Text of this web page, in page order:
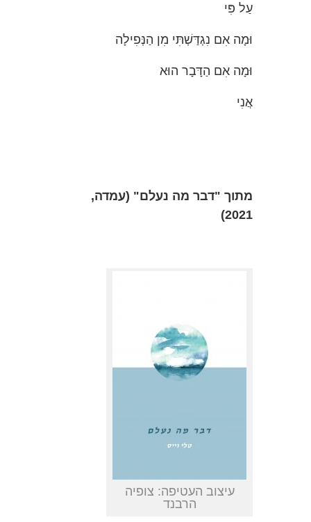
עַל פִּי
וּמָה אִם נִגְדַּשְׁתִּי מִן הַנְּפִילָה
וּמָה אִם הַדָּבָר הוּא
אֲנִי
מתוך "דבר מה נעלם" (עמדה,
2021)
עיצוב העטיפה: צופיה
הרבנד